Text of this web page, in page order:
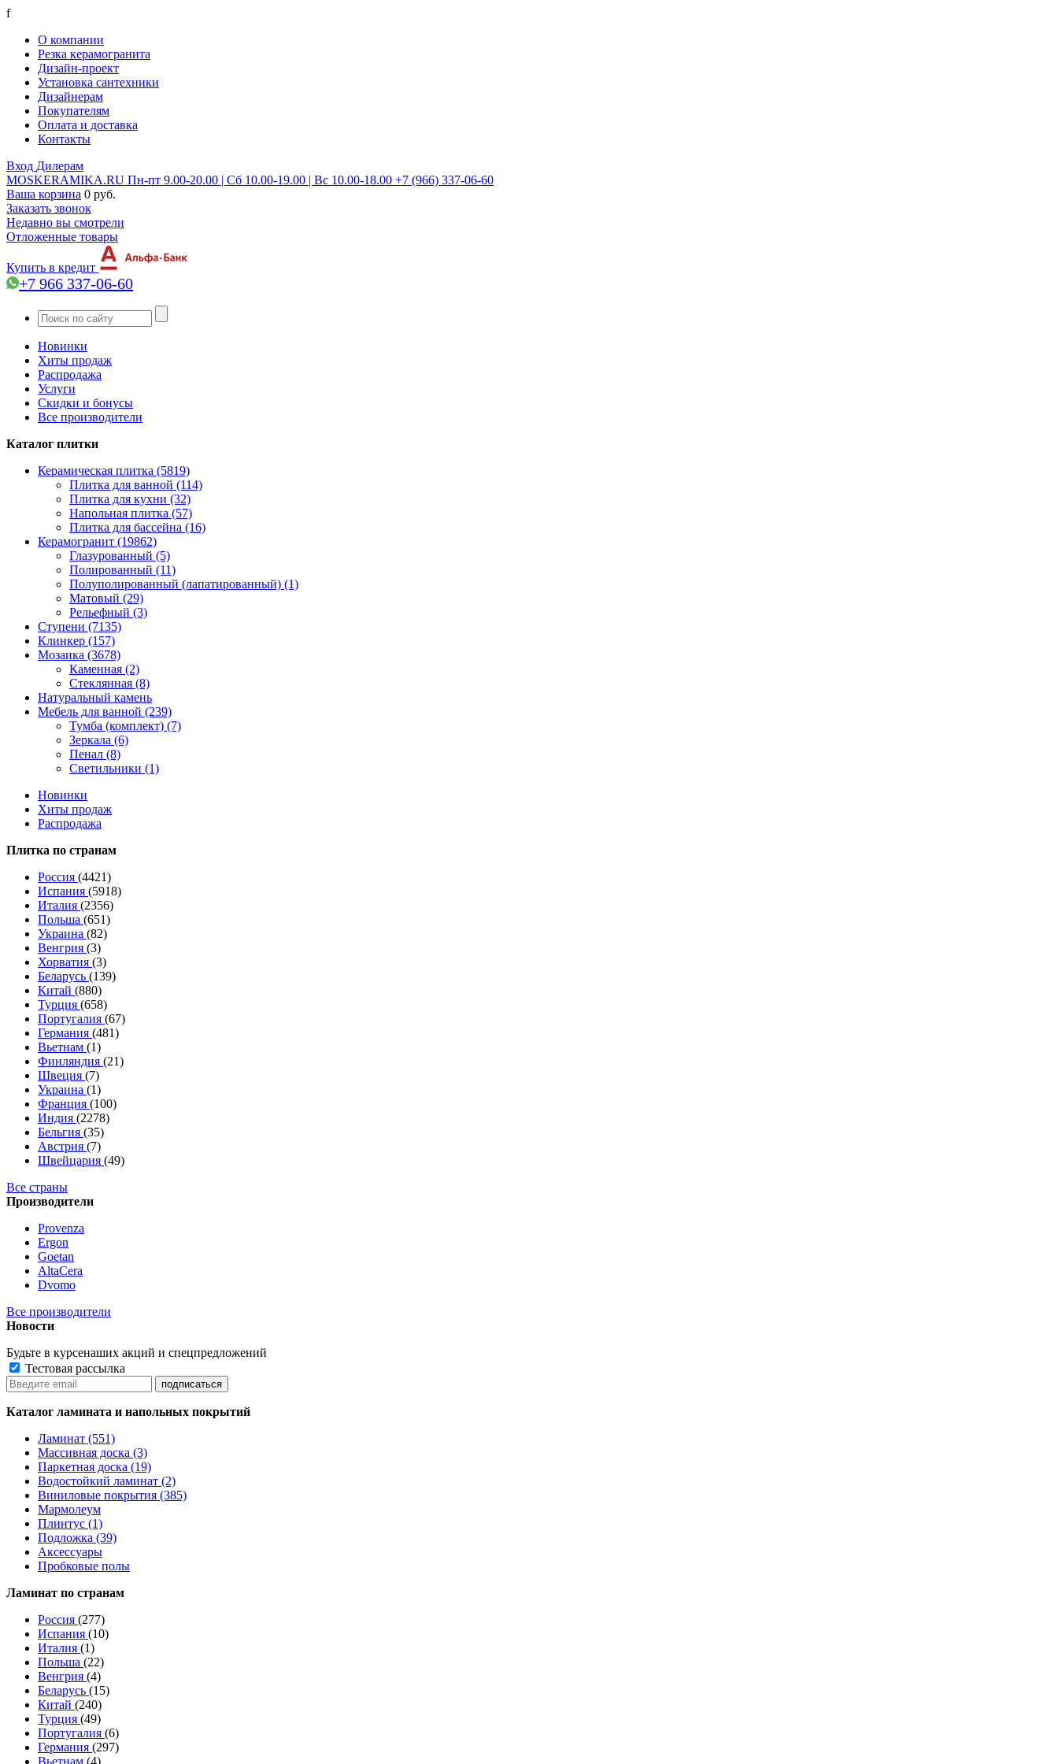
f
О компании
Резка керамогранита
Дизайн-проект
Установка сантехники
Дизайнерам
Покупателям
Оплата и доставка
Контакты
Вход Дилерам
MOSKERAMIKA.RU Пн-пт 9.00-20.00 | Сб 10.00-19.00 | Вс 10.00-18.00 +7 (966) 337-06-60
Ваша корзина 0 руб.
Заказать звонок
Недавно вы смотрели
Отложенные товары
Купить в кредит
+7 966 337-06-60
Новинки
Хиты продаж
Распродажа
Услуги
Скидки и бонусы
Все производители
Каталог плитки
Керамическая плитка (5819)
Плитка для ванной (114)
Плитка для кухни (32)
Напольная плитка (57)
Плитка для бассейна (16)
Керамогранит (19862)
Глазурованный (5)
Полированный (11)
Полуполированный (лапатированный) (1)
Матовый (29)
Рельефный (3)
Ступени (7135)
Клинкер (157)
Мозаика (3678)
Каменная (2)
Стеклянная (8)
Натуральный камень
Мебель для ванной (239)
Тумба (комплект) (7)
Зеркала (6)
Пенал (8)
Светильники (1)
Новинки
Хиты продаж
Распродажа
Плитка по странам
Россия (4421)
Испания (5918)
Италия (2356)
Польша (651)
Украина (82)
Венгрия (3)
Хорватия (3)
Беларусь (139)
Китай (880)
Турция (658)
Португалия (67)
Германия (481)
Вьетнам (1)
Финляндия (21)
Швеция (7)
Украина (1)
Франция (100)
Индия (2278)
Бельгия (35)
Австрия (7)
Швейцария (49)
Все страны
Производители
Provenza
Ergon
Goetan
AltaСera
Dvomo
Все производители
Новости
Будьте в курсенаших акций и спецпредложений
Тестовая рассылка
Каталог ламината и напольных покрытий
Ламинат (551)
Массивная доска (3)
Паркетная доска (19)
Водостойкий ламинат (2)
Виниловые покрытия (385)
Мармолеум
Плинтус (1)
Подложка (39)
Аксессуары
Пробковые полы
Ламинат по странам
Россия (277)
Испания (10)
Италия (1)
Польша (22)
Венгрия (4)
Беларусь (15)
Китай (240)
Турция (49)
Португалия (6)
Германия (297)
Вьетнам (4)